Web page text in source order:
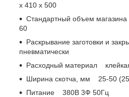
х 410 х 500
Стандартный объем
60
Раскрывание заготовки и
пневматически
Расходный материал
Ширина скотча, мм 25-50
Питание 380В 3Ф 50Гц